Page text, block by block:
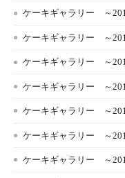
ケーキギャラリー ～
ケーキギャラリー ～
ケーキギャラリー ～
ケーキギャラリー ～
ケーキギャラリー ～
ケーキギャラリー ～
ケーキギャラリー ～